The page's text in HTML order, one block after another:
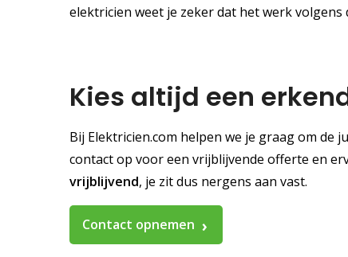
elektricien weet je zeker dat het werk
Kies altijd een
Bij Elektricien.com helpen we je graag om de
contact op voor een vrijblijvende offerte en
vrijblijvend, je zit dus nergens aan vast.
Contact opnemen